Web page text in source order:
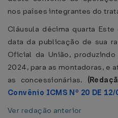
nos países integrantes do
Cláusula décima quarta
data da publicação de sua
Oficial da União,
2024, para as montadoras, e
as concessionárias.
Convênio ICMS Nº 20 DE
Ver redação anterior